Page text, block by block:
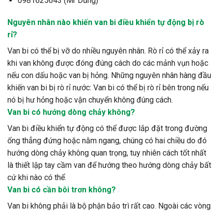
Nguyên nhân nào khiến van bi điều khiển tự động bị rò
rỉ?
Van bi có thể bị vỡ do nhiều nguyên nhân. Rò rỉ có thể xảy ra
khi van không được đóng đúng cách do các mảnh vụn hoặc
nếu con dấu hoặc van bị hỏng. Những nguyên nhân hàng đầu
khiến van bi bị rò rỉ nước: Van bi có thể bị rò rỉ bên trong nếu
nó bị hư hỏng hoặc vận chuyển không đúng cách.
Van bi có hướng dòng chảy không?
Van bi điều khiển tự động có thể được lắp đặt trong đường
ống thẳng đứng hoặc nằm ngang, chúng có hai chiều do đó
hướng dòng chảy không quan trọng, tuy nhiên cách tốt nhất
là thiết lập tay cầm van để hướng theo hướng dòng chảy bất
cứ khi nào có thể.
Van bi có cần bôi trơn không?
Van bi không phải là bộ phận bảo trì rất cao. Ngoài các vòng